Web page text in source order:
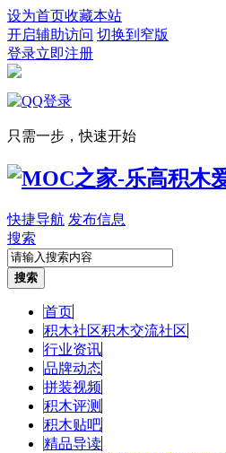
设为首页收藏本站
开启辅助访问 切换到窄版
登录立即注册
只需一步，快速开始
快捷导航 发布信息
搜索
搜索
首页
积木社区积木交流社区
行业资讯
品牌动态
拼装视频
积木评测
积木贴吧
精品导读